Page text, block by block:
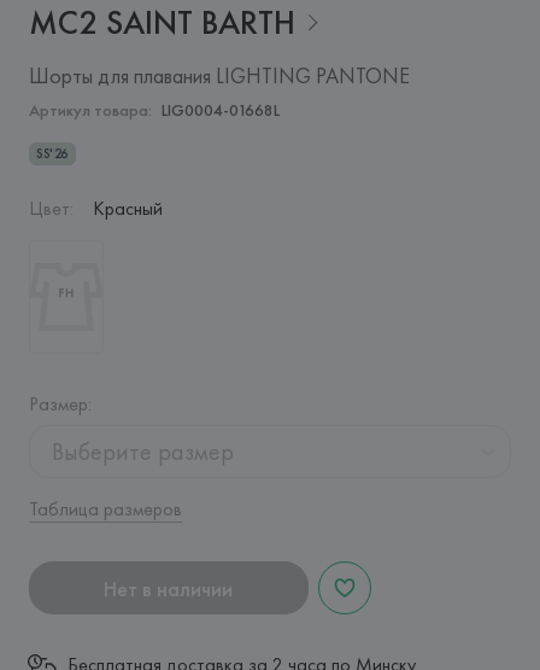
MC2 SAINT BARTH
Шорты для плавания LIGHTING PANTONE
Артикул товара: LIG0004-01668L
SS'26
Цвет: Красный
Размер:
Выберите размер
Таблица размеров
Нет в наличии
Бесплатная доставка за 2 часа по Минску